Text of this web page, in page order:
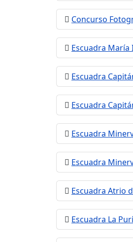
Concurso
Escuadra María
Escuadra
Escuadra
Escuadra
Escuadra
Escuadra Atrio
Escuadra La